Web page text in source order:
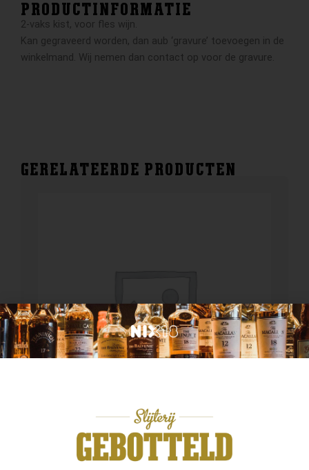
PRODUCTINFORMATIE
2-vaks kist, voor fles wijn.
Kan gegraveerd worden, dan aub ‘gravure’ toevoegen in de
winkelmand. Wij nemen dan contact op voor de gravure.
GERELATEERDE PRODUCTEN
Overige artikelen
1 vaks kist